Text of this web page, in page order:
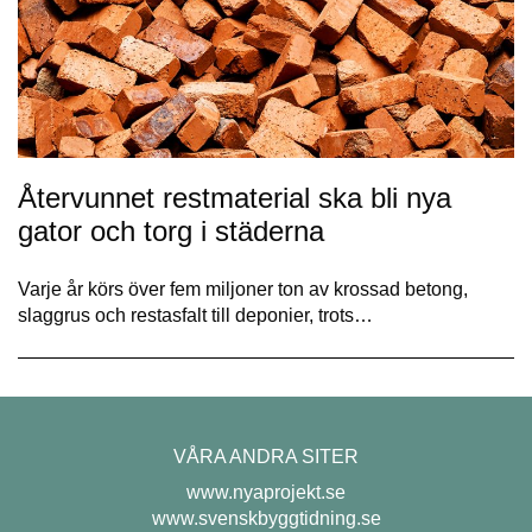
Återvunnet restmaterial ska bli nya
gator och torg i städerna
Varje år körs över fem miljoner ton av krossad betong,
slaggrus och restasfalt till deponier, trots…
VÅRA ANDRA SITER
www.nyaprojekt.se
www.svenskbyggtidning.se